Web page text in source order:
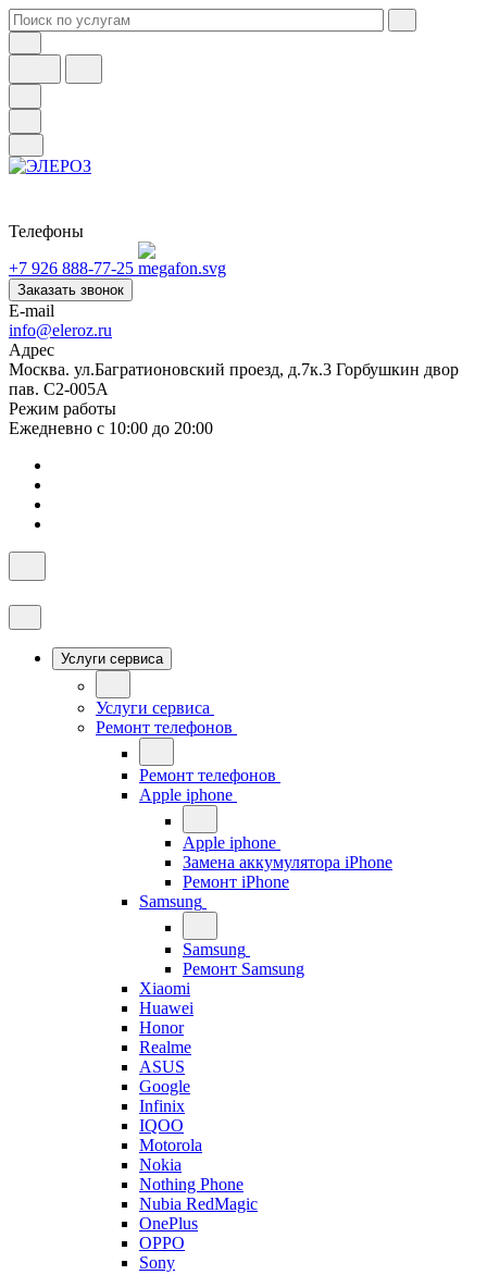
Телефоны
+7 926 888-77-25
Заказать звонок
E-mail
info@eleroz.ru
Адрес
Москва. ул.Багратионовский проезд, д.7к.3 Горбушкин двор
пав. C2-005A
Режим работы
Ежедневно с 10:00 до 20:00
Услуги сервиса
Услуги сервиса
Ремонт телефонов
Ремонт телефонов
Apple iphone
Apple iphone
Замена аккумулятора iPhone
Ремонт iPhone
Samsung
Samsung
Ремонт Samsung
Xiaomi
Huawei
Honor
Realme
ASUS
Google
Infinix
IQOO
Motorola
Nokia
Nothing Phone
Nubia RedMagic
OnePlus
OPPO
Sony